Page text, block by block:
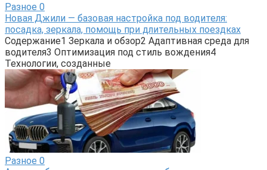
Разное 0
Новая Джили — базовая настройка под водителя:
посадка, зеркала, помощь при длительных поездках
Содержание1 Зеркала и обзор2 Адаптивная среда для
водителя3 Оптимизация под стиль вождения4
Технологии, созданные
Разное 0